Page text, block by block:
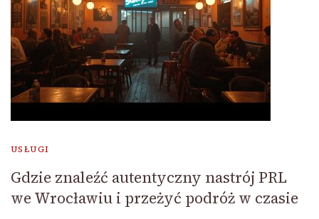
USŁUGI
Gdzie znaleźć autentyczny nastrój PRL
we Wrocławiu i przeżyć podróż w czasie